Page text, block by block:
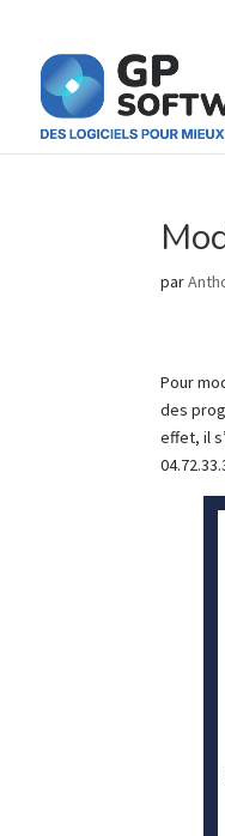
par
Pour
des
effet, il